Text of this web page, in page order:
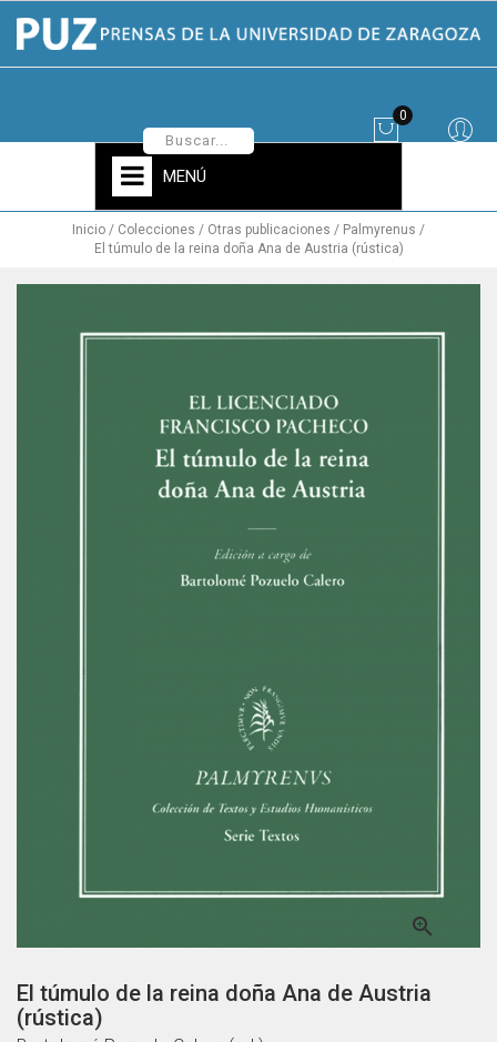
0
MENÚ
Inicio Colecciones Otras publicaciones
Palmyrenus
El túmulo de la reina doña Ana de Austria (rústica)

El túmulo de la reina doña Ana de Austria
(rústica)